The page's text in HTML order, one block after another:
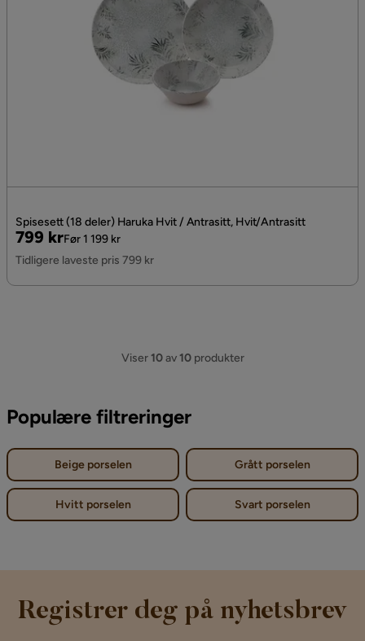
Spisesett (18 deler) Haruka Hvit / Antrasitt, Hvit/Antrasitt
Pris
799 kr
Original
Pris
Før 1 199 kr
Tidligere laveste pris 799 kr
Viser10av10produkter
Populære filtreringer
Beige porselen Grått porselen
Hvitt porselen Svart porselen
Registrer deg på nyhetsbrev